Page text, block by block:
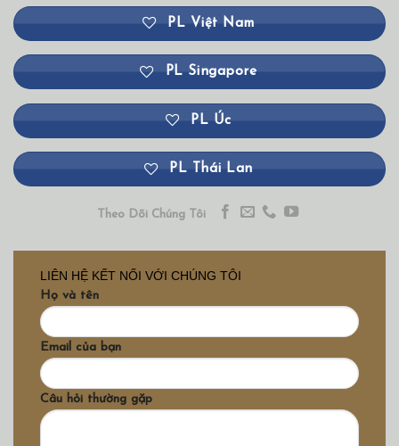
PL Việt Nam
PL Singapore
PL Úc
PL Thái Lan
Theo Dõi Chúng Tôi
LIÊN HỆ KẾT NỐI VỚI CHÚNG TÔI
Họ và tên
Email của bạn
Câu hỏi thường gặp